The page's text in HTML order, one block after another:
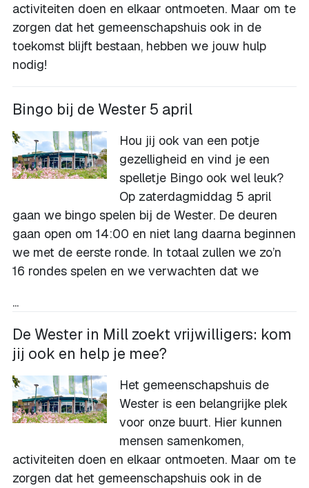
activiteiten doen en elkaar ontmoeten. Maar om te
zorgen dat het gemeenschapshuis ook in de
toekomst blijft bestaan, hebben we jouw hulp
nodig!
Bingo bij de Wester 5 april
Hou jij ook van een potje
gezelligheid en vind je een
spelletje Bingo ook wel leuk?
Op zaterdagmiddag 5 april
gaan we bingo spelen bij de Wester. De deuren
gaan open om 14:00 en niet lang daarna beginnen
we met de eerste ronde. In totaal zullen we zo’n
16 rondes spelen en we verwachten dat we
...
De Wester in Mill zoekt vrijwilligers: kom
jij ook en help je mee?
Het gemeenschapshuis de
Wester is een belangrijke plek
voor onze buurt. Hier kunnen
mensen samenkomen,
activiteiten doen en elkaar ontmoeten. Maar om te
zorgen dat het gemeenschapshuis ook in de